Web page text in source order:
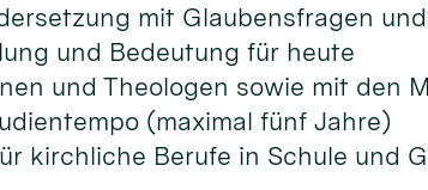
mit Glaubensfragen
und Bedeutung für heute
und Theologen sowie mit den
(maximal fünf Jahre)
kirchliche Berufe in Schule und